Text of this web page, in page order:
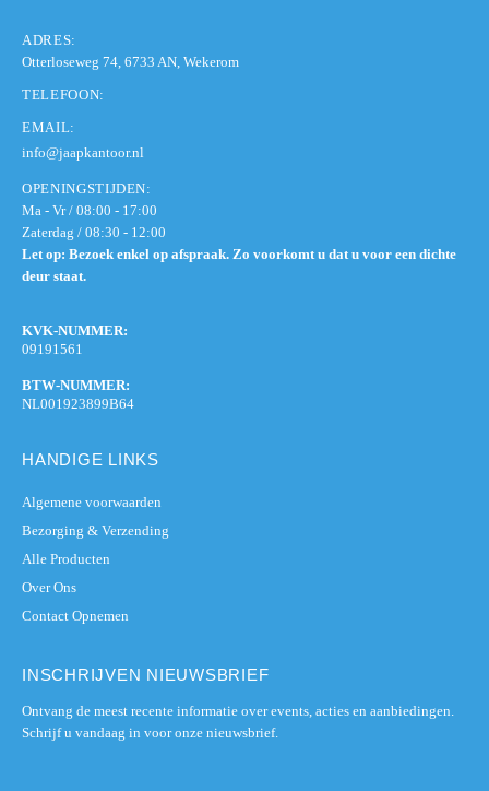
ADRES:
Otterloseweg 74, 6733 AN, Wekerom
TELEFOON:
EMAIL:
info@jaapkantoor.nl
OPENINGSTIJDEN:
Ma - Vr / 08:00 - 17:00
Zaterdag / 08:30 - 12:00
Let op: Bezoek enkel op afspraak. Zo voorkomt u dat u voor een dichte
deur staat.
KVK-NUMMER:
09191561
BTW-NUMMER:
NL001923899B64
HANDIGE LINKS
Algemene voorwaarden
Bezorging & Verzending
Alle Producten
Over Ons
Contact Opnemen
INSCHRIJVEN NIEUWSBRIEF
Ontvang de meest recente informatie over events, acties en aanbiedingen.
Schrijf u vandaag in voor onze nieuwsbrief.